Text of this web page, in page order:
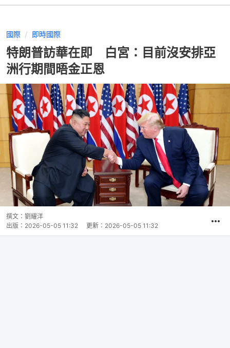
國際 即時國際
特朗普訪華在即 白宮：目前沒安排亞
洲行期間晤金正恩
撰文： 劉耀洋
出版： 2026-05-05 11:32 更新： 2026-05-05 11:32